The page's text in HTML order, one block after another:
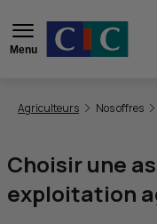
Menu
Agriculteurs Nos offres
Choisir une
exploitation